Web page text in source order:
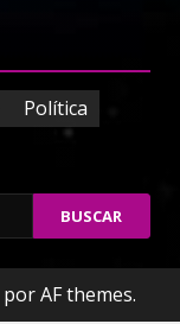
Política
por AF themes.